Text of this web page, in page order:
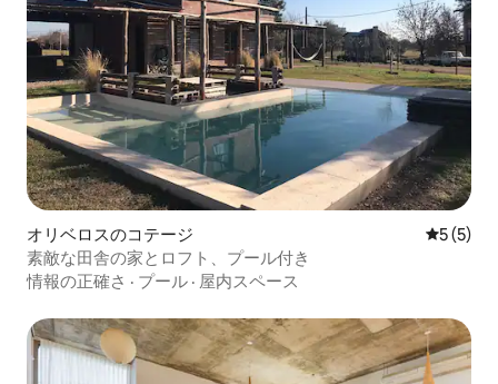
オリベロスのコテージ レビュー
5 (5)
素敵な田舎の家とロフト、プール付き
情報の正確さ · プール · 屋内スペース